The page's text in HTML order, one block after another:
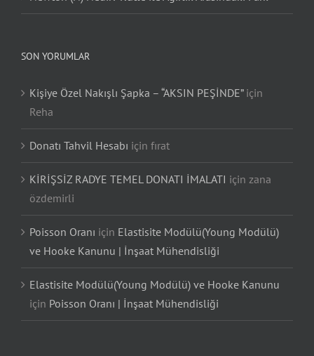
SON YORUMLAR
Kişiye Özel Nakışlı Şapka – “AKSIN PEŞİNDE”için
Reha
Donatı Tahvil Hesabı için fırat
KİRİŞSİZ RADYE TEMEL DONATI İMALATI için zana
özdemirli
Poisson Oranı için Elastisite Modülü(Young Modülü)
ve Hooke Kanunu | İnşaat Mühendisliği
Elastisite Modülü(Young Modülü) ve Hooke Kanunu
için Poisson Oranı | İnşaat Mühendisliği